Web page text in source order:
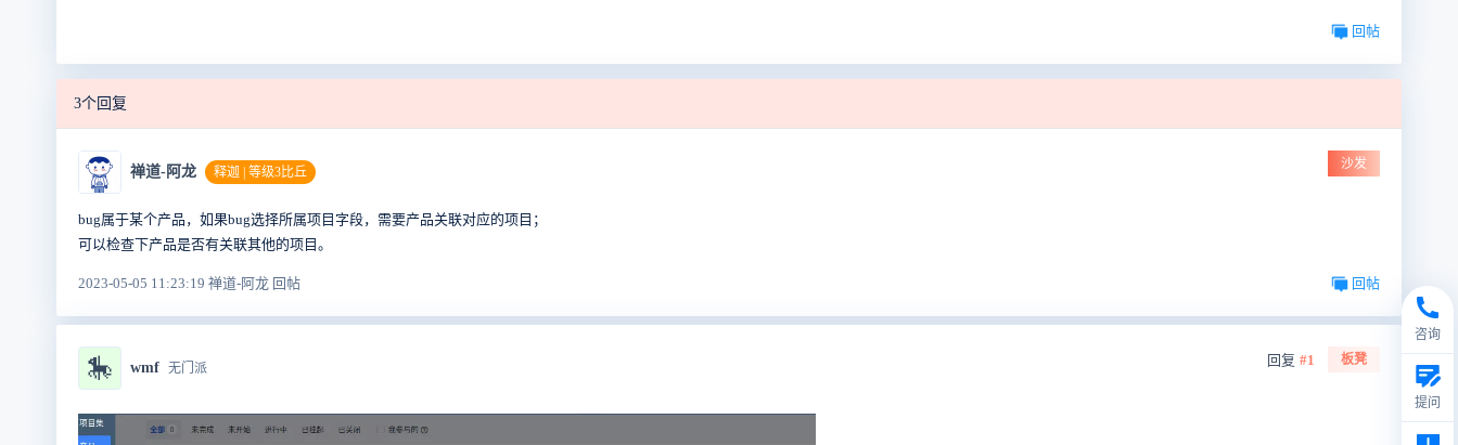
回帖
3个回复
禅道-阿龙 释迦 | 等级3比丘
沙发
bug属于某个产品，如果bug选择所属项目字段，需要产品关联对应的项目；
可以检查下产品是否有关联其他的项目。
2023-05-05 11:23:19 禅道-阿龙 回帖 回帖
🎠 wmf 无门派
板凳
回复 #1
咨询
提问